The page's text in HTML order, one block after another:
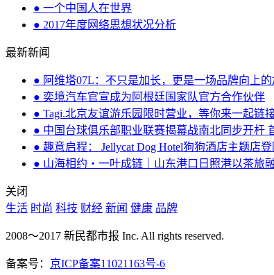
● 一个中国人在世界
● 2017年度网络思想状况分析
最新新闻
● 阿维塔07L：不只是加长，更是一场品牌向上
● 奕境汽车官宣成为阿根廷国家队官方合作伙伴
● Tagi.北京友谊游乐园限时营业，等你来一起链
● 中国台球俱乐部职业联赛揭幕战南北同步开杆
● 趣意启程： Jellycat Dog Hotel狗狗酒店主题店
● 山海相约・一叶成链｜山东港口日照港以茶旅
关闭
生活 时尚 科技 财经 新闻 健康 品牌
2008～2017 新民都市报 Inc. All rights reserved.
备案号： 京ICP备案11021163号-6